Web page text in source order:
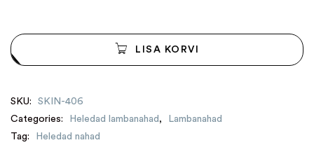
LISA KORVI
SKU:
SKIN-406
Categories:
Heledad lambanahad ,
Lambanahad
Tag:
Heledad nahad